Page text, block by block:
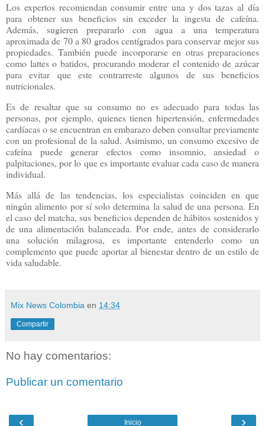
Los expertos recomiendan consumir entre una y dos tazas al día
para obtener sus beneficios sin exceder la ingesta de cafeína.
Además, sugieren prepararlo con agua a una temperatura
aproximada de 70 a 80 grados centígrados para conservar mejor sus
propiedades. También puede incorporarse en otras preparaciones
como lattes o batidos, procurando moderar el contenido de azúcar
para evitar que este contrarreste algunos de sus beneficios
nutricionales.
Es de resaltar que su consumo no es adecuado para todas las
personas, por ejemplo, quienes tienen hipertensión, enfermedades
cardíacas o se encuentran en embarazo deben consultar previamente
con un profesional de la salud. Asimismo, un consumo excesivo de
cafeína puede generar efectos como insomnio, ansiedad o
palpitaciones, por lo que es importante evaluar cada caso de manera
individual.
Más allá de las tendencias, los especialistas coinciden en que
ningún alimento por sí solo determina la salud de una persona. En
el caso del matcha, sus beneficios dependen de hábitos sostenidos y
de una alimentación balanceada. Por ende, antes de considerarlo
una solución milagrosa, es importante entenderlo como un
complemento que puede aportar al bienestar dentro de un estilo de
vida saludable.
Mix News Colombia en 14:34
Compartir
No hay comentarios:
Publicar un comentario
‹ ›
Inicio